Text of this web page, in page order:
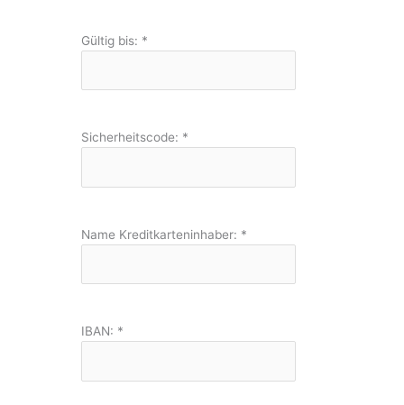
Gültig bis: *
Sicherheitscode: *
Name Kreditkarteninhaber: *
IBAN: *